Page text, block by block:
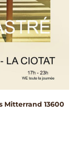
Mitterrand 13600